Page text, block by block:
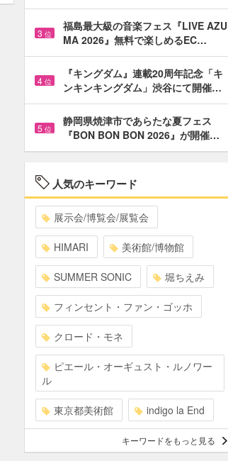
3 位
福島最大級の音楽フェス『LIVE AZU
MA 2026』無料で楽しめるEC…
4 位
『キングダム』連載20周年記念「キ
ンキンキングダム」渋谷にて開催…
5 位
静岡県焼津市であらたな夏フェス
『BON BON BON 2026』が開催…
人気のキーワード
展示会/博覧会/展覧会
HIMARI 美術館/博物館
SUMMER SONIC 堀ちえみ
フィンセント・ファン・ゴッホ
クロード・モネ
ピエール・オーギュスト・ルノワー
ル
東京都美術館 indigo la End
キーワードをもっと見る